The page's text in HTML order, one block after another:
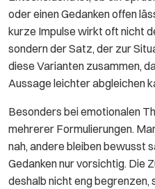
oder einen Gedanken offen
kurze Impulse wirkt oft nicht
sondern der Satz, der zur
diese Varianten zusammen,
Aussage leichter abgleichen
Besonders bei emotionalen
mehrerer Formulierungen.
nah, andere bleiben bewusst
Gedanken nur vorsichtig. Die
deshalb nicht eng begrenzen,